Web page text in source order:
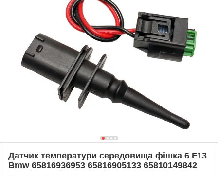
Датчик температури середовища фішка 6 F13
Bmw 65816936953 65816905133 65810149842